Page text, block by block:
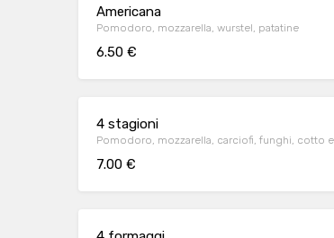
Americana
Pomodoro, mozzarella, wurstel, patatine
6.50 €
4 stagioni
Pomodoro, mozzarella, carciofi, funghi, cotto
7.00 €